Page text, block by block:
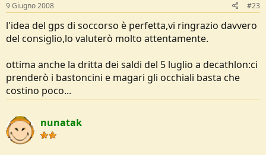
9 Giugno 2008 #23
l'idea del gps di soccorso è perfetta,vi ringrazio davvero
del consiglio,lo valuterò molto attentamente.
ottima anche la dritta dei saldi del 5 luglio a decathlon:ci
prenderò i bastoncini e magari gli occhiali basta che
costino poco...
nunatak